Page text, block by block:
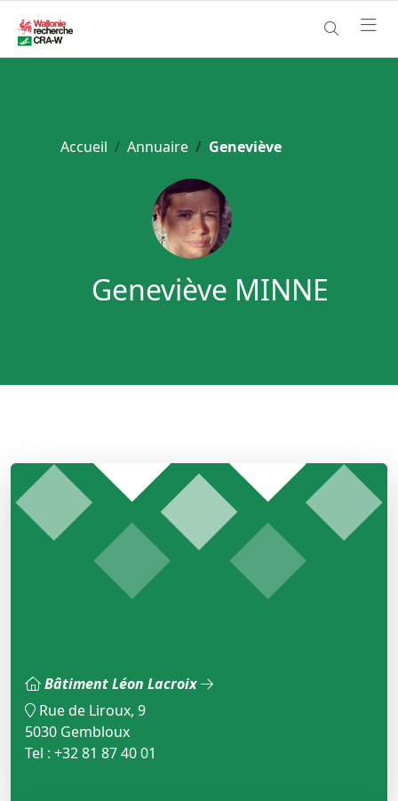
Accueil Annuaire Geneviève
Geneviève MINNE
Bâtiment Léon Lacroix
Rue de Liroux, 9
5030 Gembloux
Tel : +32 81 87 40 01